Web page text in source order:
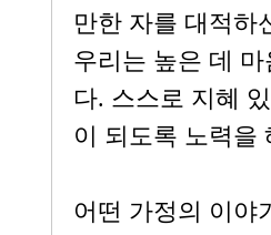
만한 자를 대적하
우리는 높은 데
다. 스스로 지혜
이 되도록 노력을
어떤 가정의 이야